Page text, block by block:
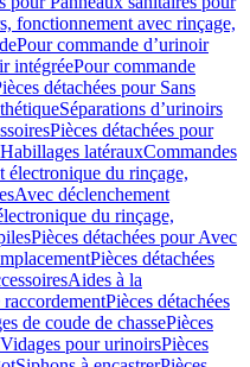
fonctionnement avec rinçage,
Pour commande d’urinoir
intégréePour commande
détachées pour Sans
Séparations d’urinoirs
Pièces détachées pour
Habillages latérauxCommandes
électronique du rinçage,
Avec déclenchement
du rinçage,
Pièces détachées pour Avec
Pièces détachées
Aides à la
Pièces détachées
de coude de chassePièces
Vidages pour urinoirsPièces